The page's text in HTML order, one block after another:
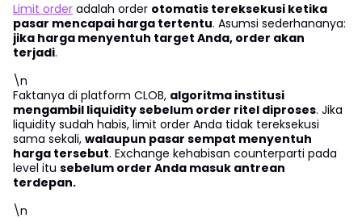
Limit order adalah order otomatis tereksekusi ketika
pasar mencapai harga tertentu. Asumsi sederhananya:
jika harga menyentuh target Anda, order akan
terjadi.
\n
Faktanya di platform CLOB, algoritma institusi
mengambil liquidity sebelum order ritel diproses. Jika
liquidity sudah habis, limit order Anda tidak tereksekusi
sama sekali, walaupun pasar sempat menyentuh
harga tersebut. Exchange kehabisan counterparti pada
level itu sebelum order Anda masuk antrean
terdepan.
\n